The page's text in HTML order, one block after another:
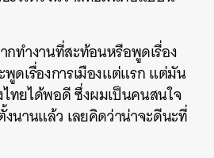
ทำงานที่สะท้อนหรือพูดเรื่อง
พูดเรื่องการเมืองแต่แรก แต่มัน
ไทยได้พอดี ซึ่งผมเป็นคนสนใจ
งนานแล้ว เลยคิดว่าน่าจะดีนะที่